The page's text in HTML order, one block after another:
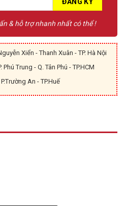
& hỗ trợ nhanh nhất có thể !
Xiển - Thanh Xuân - TP. Hà Nội
Trung - Q. Tân Phú - TP.HCM
An - TP.Huế